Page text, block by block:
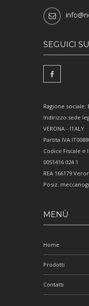
SEGUICI
Ragione sociale:
Indirizzo sede
VERONA - ITALY
Partita IVA
Codice Fiscale e
0051416 024 1
REA 166179
Posiz.
MENÙ
Home
Prodotti
Contatti